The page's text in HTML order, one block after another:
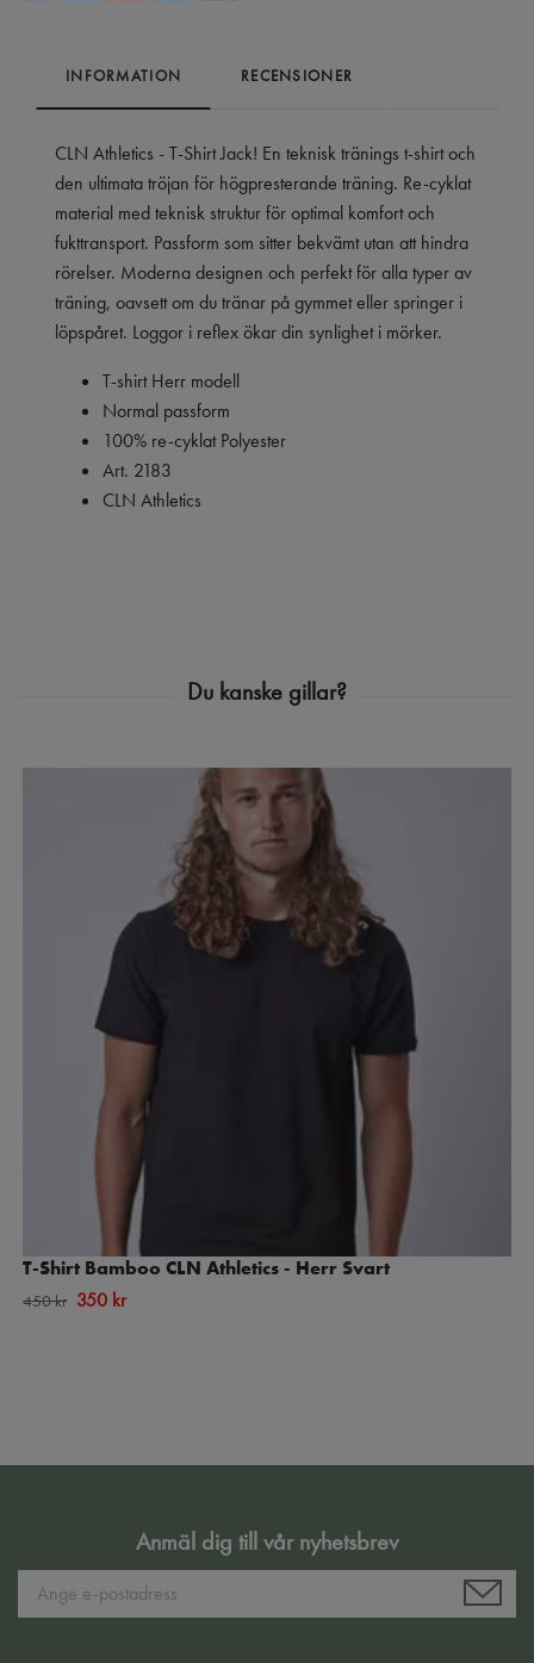
INFORMATION RECENSIONER
CLN Athletics - T-Shirt Jack! En teknisk tränings t-shirt och
den ultimata tröjan för högpresterande träning. Re-cyklat
material med teknisk struktur för optimal komfort och
fukttransport. Passform som sitter bekvämt utan att hindra
rörelser. Moderna designen och perfekt för alla typer av
träning, oavsett om du tränar på gymmet eller springer i
löpspåret. Loggor i reflex ökar din synlighet i mörker.
T-shirt Herr modell
Normal passform
100% re-cyklat Polyester
Art. 2183
CLN Athletics
T-Shirt Bamboo CLN Athletics - Herr Svart
450 kr 350 kr
Anmäl dig till vår nyhetsbrev